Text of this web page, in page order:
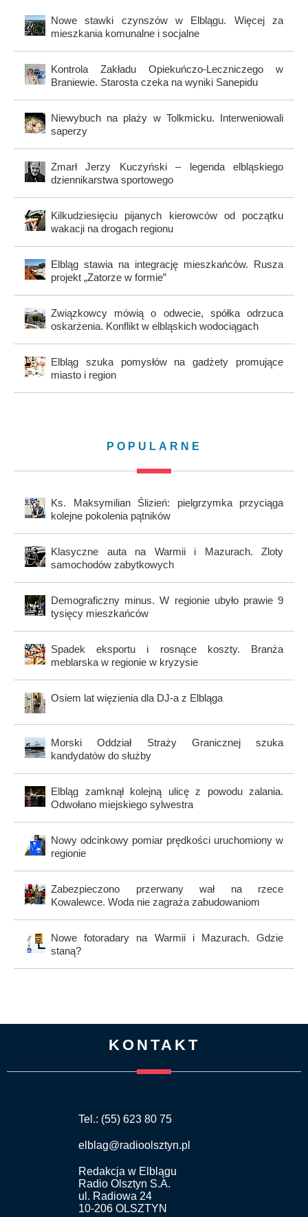
Nowe stawki czynszów w Elblągu. Więcej za
mieszkania komunalne i socjalne
Kontrola Zakładu Opiekuńczo-Leczniczego w
Braniewie. Starosta czeka na wyniki Sanepidu
Niewybuch na plaży w Tolkmicku. Interweniowali
saperzy
Zmarł Jerzy Kuczyński – legenda elbląskiego
dziennikarstwa sportowego
Kilkudziesięciu pijanych kierowców od początku
wakacji na drogach regionu
Elbląg stawia na integrację mieszkańców. Rusza
projekt „Zatorze w formie”
Związkowcy mówią o odwecie, spółka odrzuca
oskarżenia. Konflikt w elbląskich wodociągach
Elbląg szuka pomysłów na gadżety promujące
miasto i region
POPULARNE
Ks. Maksymilian Ślizień: pielgrzymka przyciąga
kolejne pokolenia pątników
Klasyczne auta na Warmii i Mazurach. Zloty
samochodów zabytkowych
Demograficzny minus. W regionie ubyło prawie 9
tysięcy mieszkańców
Spadek eksportu i rosnące koszty. Branża
meblarska w regionie w kryzysie
Osiem lat więzienia dla DJ-a z Elbląga
Morski Oddział Straży Granicznej szuka
kandydatów do służby
Elbląg zamknął kolejną ulicę z powodu zalania.
Odwołano miejskiego sylwestra
Nowy odcinkowy pomiar prędkości uruchomiony w
regionie
Zabezpieczono przerwany wał na rzece
Kowalewce. Woda nie zagraża zabudowaniom
Nowe fotoradary na Warmii i Mazurach. Gdzie
staną?
KONTAKT
Tel.: (55) 623 80 75
elblag@radioolsztyn.pl
Redakcja w Elblągu
Radio Olsztyn S.A.
ul. Radiowa 24
10-206 OLSZTYN